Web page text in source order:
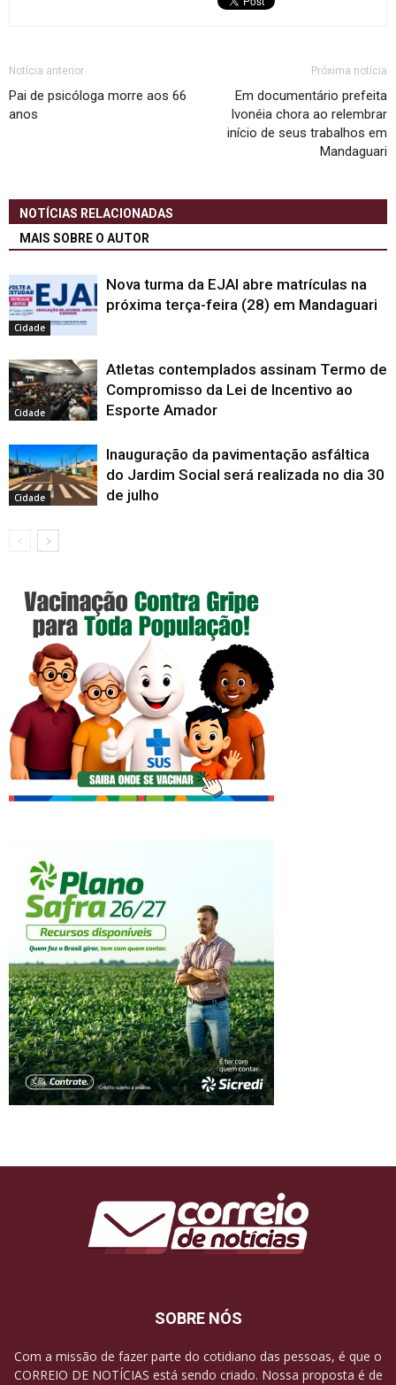
Notícia anterior
Pai de psicóloga morre aos 66
anos
Próxima notícia
Em documentário prefeita
Ivonéia chora ao relembrar
início de seus trabalhos em
Mandaguari
NOTÍCIAS RELACIONADAS
MAIS SOBRE O AUTOR
Cidade
Nova turma da EJAI abre matrículas na
próxima terça-feira (28) em Mandaguari
Cidade
Atletas contemplados assinam Termo de
Compromisso da Lei de Incentivo ao
Esporte Amador
Cidade
Inauguração da pavimentação asfáltica
do Jardim Social será realizada no dia 30
de julho
SOBRE NÓS
Com a missão de fazer parte do cotidiano das pessoas, é que o
CORREIO DE NOTÍCIAS está sendo criado. Nossa proposta é de